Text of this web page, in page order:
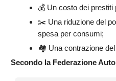
💰 Un costo dei prestiti
✂️ Una riduzione del
spesa per consumi;
🏘️ Una contrazione
Secondo la Federazione